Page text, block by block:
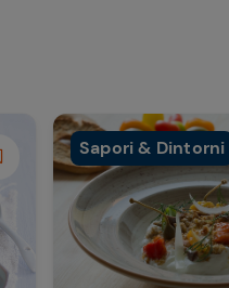
Sapori & Dintorni